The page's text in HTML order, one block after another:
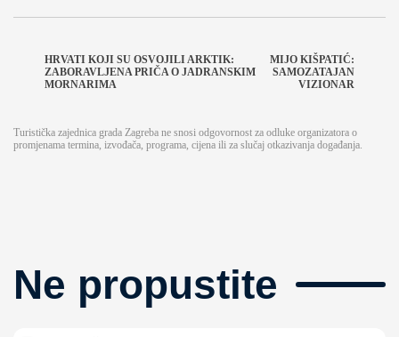
HRVATI KOJI SU OSVOJILI ARKTIK:
ZABORAVLJENA PRIČA O JADRANSKIM
MORNARIMA
MIJO KIŠPATIĆ:
SAMOZATAJAN
VIZIONAR
Turistička zajednica grada Zagreba ne snosi odgovornost za odluke organizatora o
promjenama termina, izvođača, programa, cijena ili za slučaj otkazivanja događanja.
Ne propustite